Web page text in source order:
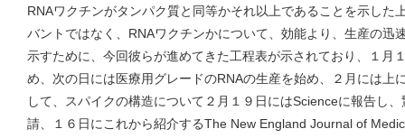
RNAワクチンがタンパク質と同等かそれ以上であることを示した
バントではなく、RNAワクチンかについて、効能より、生産の迅
示すために、今回彼らが進めてきた工程表が示されており、１月
め、次の日には医療用グレードのRNAの生産を始め、２月には上
して、スパイクの構造について２月１９日にはScienceに報告し
請、１６日にこれから紹介するThe New England Journal of